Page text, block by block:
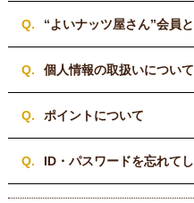
“よいナッツ屋さん”会員
個人情報の取扱いについて
ポイントについて
ID・パスワードを忘れてし